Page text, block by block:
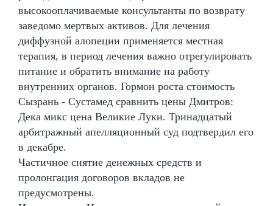
высокооплачиваемые консультанты по возврату
заведомо мертвых активов. Для лечения
диффузной алопеции применяется местная
терапия, в период лечения важно отрегулировать
питание и обратить внимание на работу
внутренних органов. Гормон роста стоимость
Сызрань - Сустамед сравнить цены Дмитров:
Дека микс цена Великие Луки. Тринадцатый
арбитражный апелляционный суд подтвердил его
в декабре.
Частичное снятие денежных средств и
пролонгация договоров вкладов не
предусмотрены.